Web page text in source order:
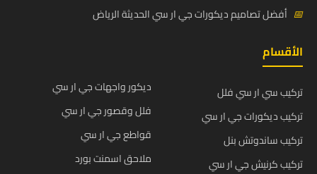
📅 أفضل تصاميم ديكورات جي ار سي الحديثة الرياض
الأقسام
تركيب سي ار سي فلل
تركيب ديكورات جي ار سي
تركيب ساندوتش بنل
تركيب كرنيش جي ار سي
ديكور واجهات جي ار سي
فلل وقصور جي ار سي
قواطع جي ار سي
ملاحق اسمنت بورد